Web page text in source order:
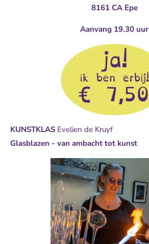
8161 CA Epe
Aanvang 19.30 uur
KUNSTKLAS Evelien de Kruyf
Glasblazen - van ambacht tot kunst